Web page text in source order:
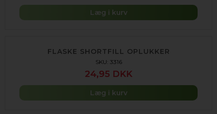
Læg i kurv
FLASKE SHORTFILL OPLUKKER
SKU: 3316
24,95 DKK
Læg i kurv